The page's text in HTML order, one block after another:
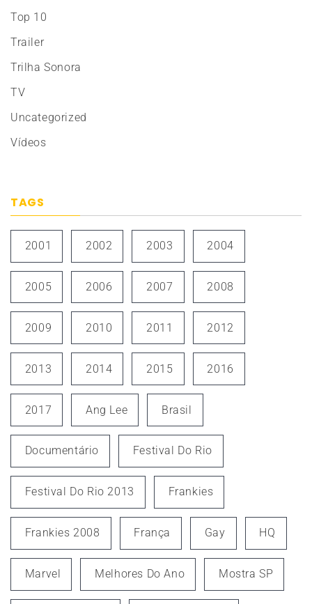
Top 10
Trailer
Trilha Sonora
TV
Uncategorized
Vídeos
TAGS
2001 2002 2003 2004
2005 2006 2007 2008
2009 2010 2011 2012
2013 2014 2015 2016
2017 Ang Lee Brasil
Documentário Festival Do Rio
Festival Do Rio 2013 Frankies
Frankies 2008 França Gay HQ
Marvel Melhores Do Ano Mostra SP